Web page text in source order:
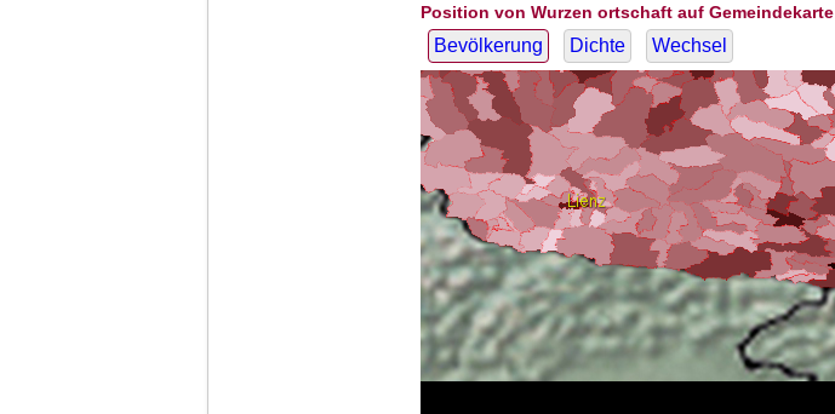
Position von Wurzen ortschaft auf Gemeindekarte
Bevölkerung Dichte Wechsel